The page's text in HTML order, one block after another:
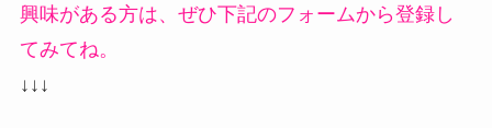
興味がある方は、ぜひ下記のフォームから登録し
てみてね。
↓↓↓